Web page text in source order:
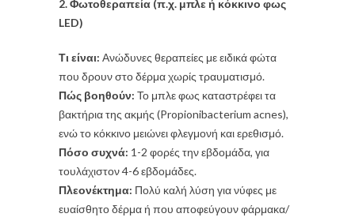
2. Φωτοθεραπεία (π.χ. μπλε ή κόκκινο φως
LED)
Τι είναι: Ανώδυνες θεραπείες με ειδικά φώτα
που δρουν στο δέρμα χωρίς τραυματισμό.
Πώς βοηθούν: Το μπλε φως καταστρέφει τα
βακτήρια της ακμής (Propionibacterium acnes),
ενώ το κόκκινο μειώνει φλεγμονή και ερεθισμό.
Πόσο συχνά: 1-2 φορές την εβδομάδα, για
τουλάχιστον 4-6 εβδομάδες.
Πλεονέκτημα: Πολύ καλή λύση για νύφες με
ευαίσθητο δέρμα ή που αποφεύγουν φάρμακα/